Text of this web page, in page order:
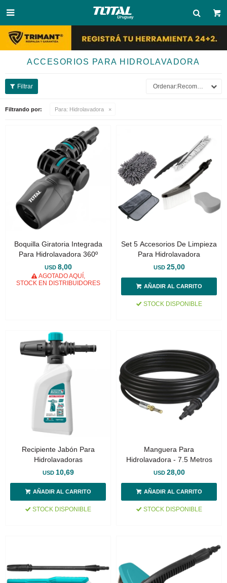

ACCESORIOS PARA HIDROLAVADORA
Recomendados
Filtrando por: Para: Hidrolavadora
Boquilla Giratoria Integrada
Para Hidrolavadora 360º
USD 8,00
AGOTADO AQUÍ,
STOCK EN DISTRIBUIDORES
Set 5 Accesorios De Limpieza
Para Hidrolavadora
USD 25,00
STOCK DISPONIBLE
Recipiente Jabón Para
Hidrolavadoras
USD 10,69
STOCK DISPONIBLE
Manguera Para
Hidrolavadora - 7.5 Metros
USD 28,00
STOCK DISPONIBLE